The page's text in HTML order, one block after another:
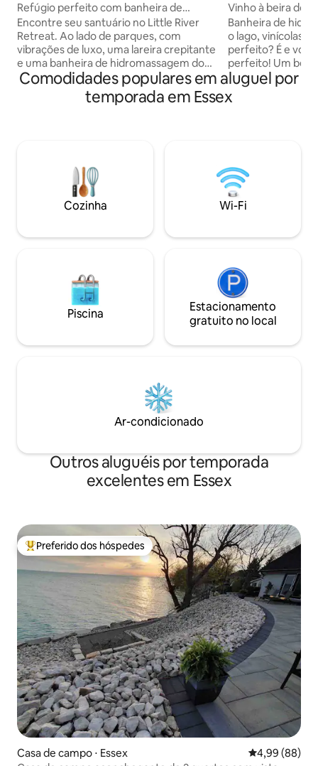
Refúgio perfeito com banheira de
hidromassagem e lareira
Encontre seu santuário no Little River
Retreat. Ao lado de parques, com
vibrações de luxo, uma lareira crepitante
e uma banheira de hidromassagem dos
sonhos. Desfrute de uma caminhada ou
passeio de bicicleta por belos parques e
praias, incluindo a Trilha Ganatchio de
natureza, no Parque Nacional Point
Pelee. WFCU Centre a 3 minutos de
distância. Caesars Windsor, túnel e
ponte para os EUA a 10-15 minutos de
45 min, nova fábrica de baterias 9 min
Vinho à beira do
vinícolas e vista
Banheira de
o lago, vinícolas e
perfeito? É e
perfeito! Um belo pedaço do céu a
poucos passos do
optar por relaxar
desfrutar das
enquanto
perfeita para
casamento, fim
ou para casais
Comodidades populares em aluguel por
temporada em Essex
Cozinha Wi-Fi
Piscina
Estacionamento
gratuito no local
Ar-condicionado
Outros aluguéis por temporada
excelentes em Essex
Entre os melhores preferidos dos hóspedes
Preferido dos hóspedes
Casa de campo ⋅ Essex 4,99 de uma
4,99 (88)